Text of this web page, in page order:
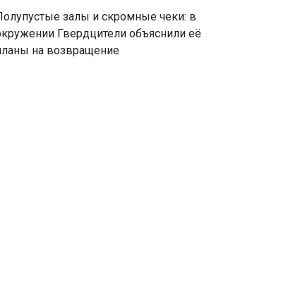
залы и скромные чеки: в
Гвердцители объяснили её
на возвращение